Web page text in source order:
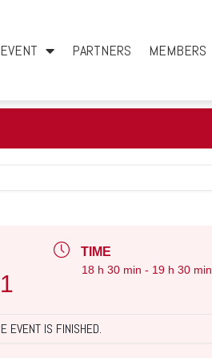
PARTNERS MEMBERS
TIME
18 h 30 min - 19 h 30 min
EVENT IS FINISHED.